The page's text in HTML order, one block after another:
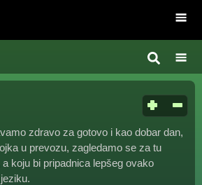
zdravo za gotovo i kao dobar dan,
u prevozu, zagledamo se za tu
koju bi pripadnica lepšeg ovako